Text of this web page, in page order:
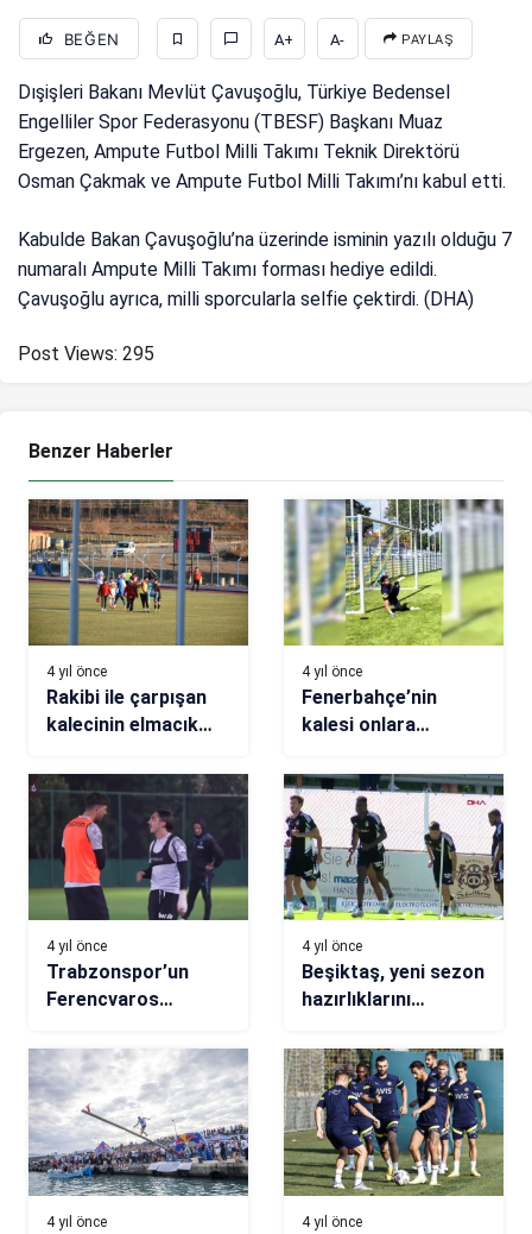
BEĞEN A+ A- PAYLAŞ
Dışişleri Bakanı Mevlüt Çavuşoğlu, Türkiye Bedensel
Engelliler Spor Federasyonu (TBESF) Başkanı Muaz
Ergezen, Ampute Futbol Milli Takımı Teknik Direktörü
Osman Çakmak ve Ampute Futbol Milli Takımı’nı kabul etti.
Kabulde Bakan Çavuşoğlu’na üzerinde isminin yazılı olduğu 7
numaralı Ampute Milli Takımı forması hediye edildi.
Çavuşoğlu ayrıca, milli sporcularla selfie çektirdi. (DHA)
Post Views: 295
Benzer Haberler
4 yıl önce
Rakibi ile çarpışan
kalecinin elmacık
4 yıl önce
Fenerbahçe’nin
kalesi onlara
4 yıl önce
Trabzonspor’un
Ferencvaros
4 yıl önce
Beşiktaş, yeni sezon
hazırlıklarını
4 yıl önce 4 yıl önce